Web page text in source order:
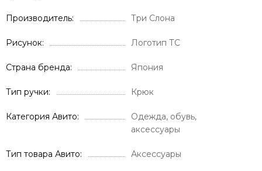
Производитель Три Слона
Рисунок Логотип ТС
Страна бренда Япония
Тип ручки Крюк
Категория Авито
Одежда, обувь,
аксессуары
Тип товара Авито Аксессуары